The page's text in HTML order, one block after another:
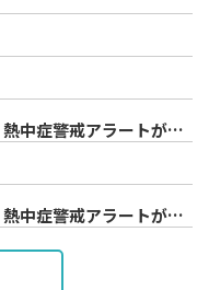
中症警戒アラートが発
中症警戒アラートが発